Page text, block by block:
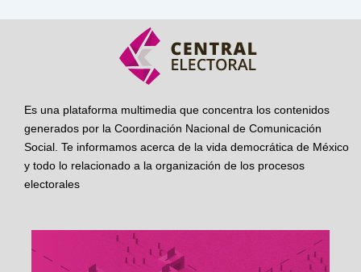
Es una plataforma multimedia que concentra los contenidos
generados por la Coordinación Nacional de Comunicación
Social. Te informamos acerca de la vida democrática de México
y todo lo relacionado a la organización de los procesos
electorales